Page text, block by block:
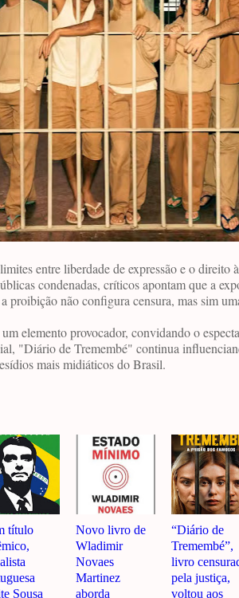
entre liberdade de expressão e o
condenadas, críticos apontam que a
proibição não configura censura, mas sim
elemento provocador, convidando o
"Diário de Tremembé" continua
mais midiáticos do Brasil.
título
Sousa
Novo livro de
Wladimir
Novaes
Martinez
aborda
“Diário de
Tremembé”,
livro
pela justiça,
voltou aos